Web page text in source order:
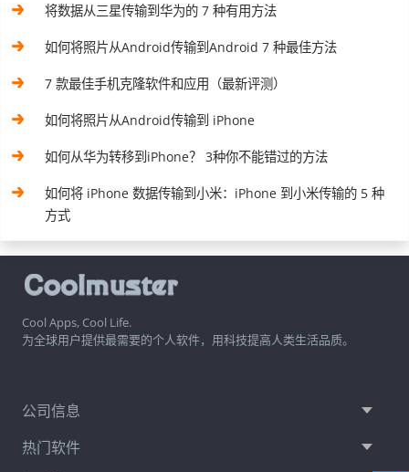
将数据从三星传输到华为的 7 种有用方法
如何将照片从Android传输到Android 7 种最佳方法
7 款最佳手机克隆软件和应用（最新评测）
如何将照片从Android传输到 iPhone
如何从华为转移到iPhone？ 3种你不能错过的方法
如何将 iPhone 数据传输到小米：iPhone 到小米传输的 5 种
方式
Cool Apps, Cool Life.
为全球用户提供最需要的个人软件，用科技提高人类生活品质。
公司信息
热门软件